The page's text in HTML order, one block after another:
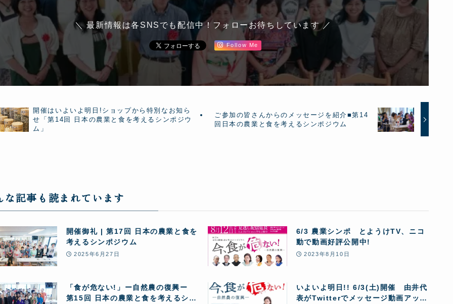
＼ 最新情報は各SNSでも配信中！フォローお待ちしています ／
Follow Me
開催はいよいよ明日!ショップから特別なお知ら
せ「第14回 日本の農業と食を考えるシンポジウ
ム」
ご参加の皆さんからのメッセージを紹介■第14
回日本の農業と食を考えるシンポジウム
な記事も読まれています
開催御礼 | 第17回 日本の農業と食を
考えるシンポジウム
2025年6月27日
6/3 農業シンポ とようけTV、ニコ
動で動画好評公開中!
2023年8月10日
「食が危ない!」ー自然農の復興ー
第15回 日本の農業と食を考えるシン
いよいよ明日!! 6/3(土)開催 由井代
表がTwitterでメッセージ動画アッ